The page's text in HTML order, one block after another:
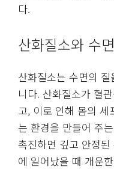
다.
산화질소와 수
산화질소는 수면의
니다. 산화질소가 혈
고, 이로 인해 몸의 세
는 환경을 만들어 주
촉진하면 깊고 안정
에 일어났을 때 개운